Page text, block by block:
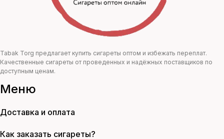
Tabak Torg предлагает купить сигареты оптом и избежать переплат.
Качественные сигареты от проведенных и надёжных поставщиков по
доступным ценам.
Меню
Доставка и оплата
Как заказать сигареты?